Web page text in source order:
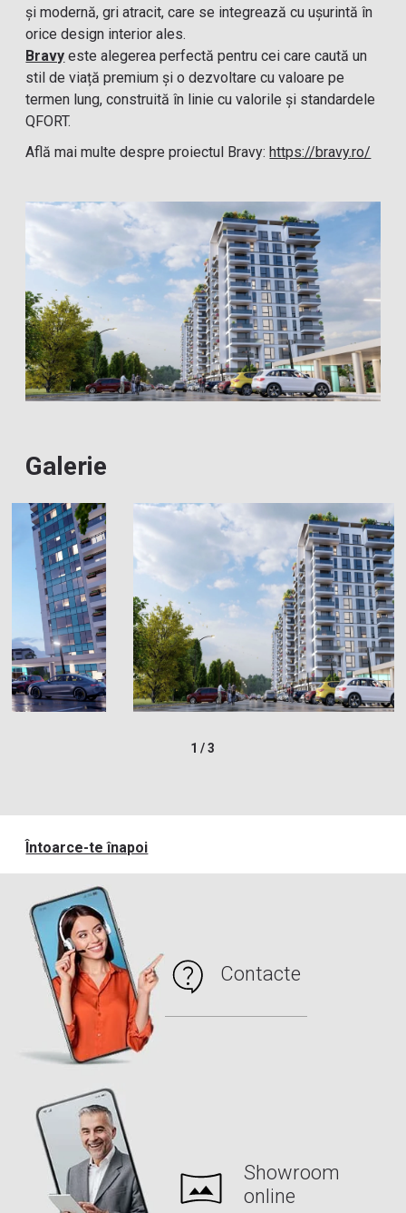
și modernă, gri atracit, care se integrează cu ușurintă în
orice design interior ales.
Bravy este alegerea perfectă pentru cei care caută un
stil de viață premium și o dezvoltare cu valoare pe
termen lung, construită în linie cu valorile și standardele
QFORT.
Află mai multe despre proiectul Bravy:https://bravy.ro/
Galerie
1 /3
Întoarce-te înapoi
Contacte
Showroom
online